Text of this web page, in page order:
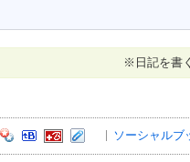
※日記を書
ソーシャルブ